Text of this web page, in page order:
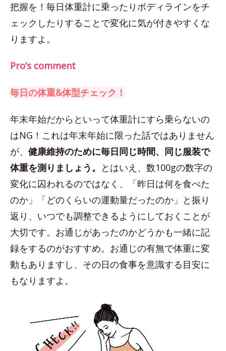
把握を！毎日体重計に乗ったりボディラインをチ
ェックしたりすることで変化に気が付きやすくな
りますよ。
Pro’s comment
毎日の体重&体型チェック！
年末年始だからといって体重計にすら乗らないの
はNG！これは年末年始に限った話ではありません
が、 健康維持のために毎日同じ時間、同じ服装で
体重を測りましょう。 とはいえ、数100gの数字の
変化に囚われるのではなく、「昨日は何を食べた
のか」「どのくらいの運動量だったのか」と振り
返り、いつでも調整できるようにしておくことが
大切です。お通じがあったのかどうかも一緒に記
録をするのがおすすめ。お通じの有無で体重に変
動もありますし、その日の食事を意識する目安に
もなりますよ。